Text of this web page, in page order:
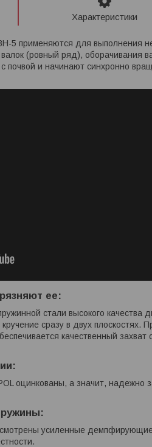
Характеристики
5 применяются для выполнения
валок (ровный ряд),
почвой и начинают синхронно
ее:
стали высокого
сразу в двух
качественный
оцинкованы, а значит, надежно
усиленные